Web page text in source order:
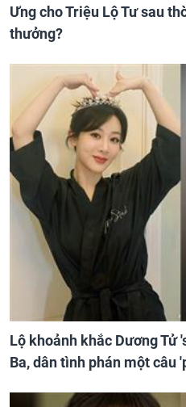
Ưng cho Triệu Lộ Tư sau
thưởng?
Lộ khoảnh khắc Dương Tử
Ba, dân tình phán một câu